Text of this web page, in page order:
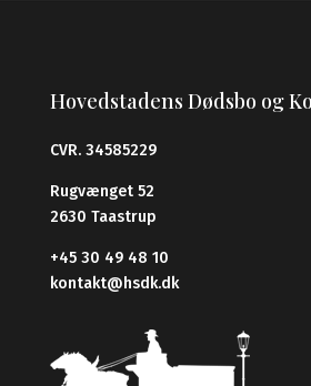
Hovedstadens Dødsbo og
CVR. 34585229
Rugvænget 52
2630 Taastrup
+45 30 49 48 10
kontakt@hsdk.dk